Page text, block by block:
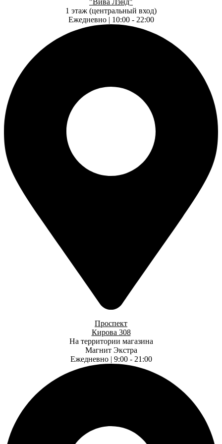
"Вива Лэнд"
1 этаж (центральный вход)
Ежедневно | 10:00 - 22:00
Проспект
Кирова 308
На территории магазина
Магнит Экстра
Ежедневно | 9:00 - 21:00